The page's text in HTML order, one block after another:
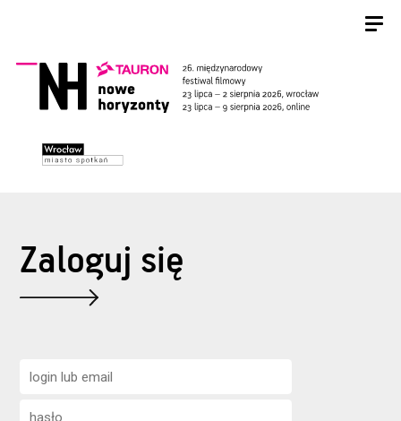
Zaloguj się